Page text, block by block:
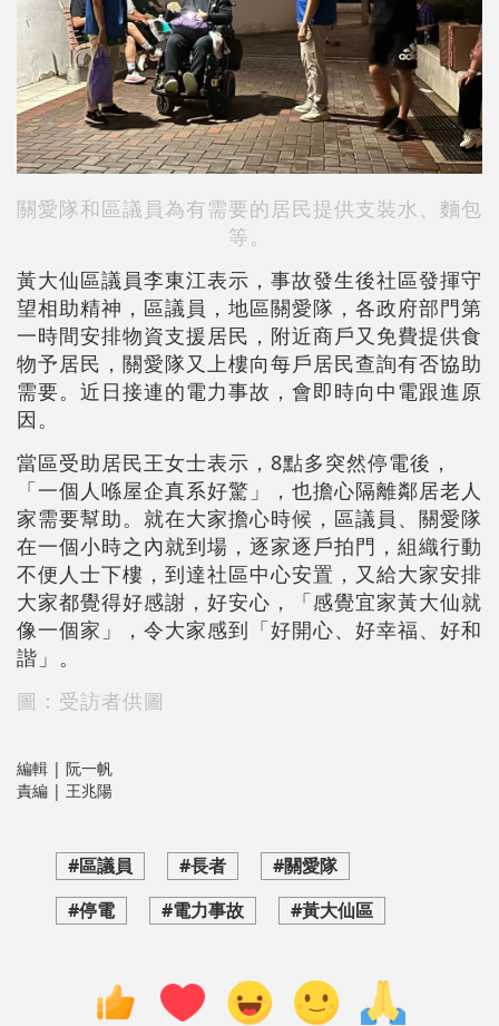
關愛隊和區議員為有需要的居民提供支裝水、麵包
等。
黃大仙區議員李東江表示，事故發生後社區發揮守
望相助精神，區議員，地區關愛隊，各政府部門第
一時間安排物資支援居民，附近商戶又免費提供食
物予居民，關愛隊又上樓向每戶居民查詢有否協助
需要。近日接連的電力事故，會即時向中電跟進原
因。
當區受助居民王女士表示，8點多突然停電後，
「一個人喺屋企真系好驚」，也擔心隔離鄰居老人
家需要幫助。就在大家擔心時候，區議員、關愛隊
在一個小時之內就到場，逐家逐戶拍門，組織行動
不便人士下樓，到達社區中心安置，又給大家安排
大家都覺得好感謝，好安心，「感覺宜家黃大仙就
像一個家」，令大家感到「好開心、好幸福、好和
諧」。
圖：受訪者供圖
編輯 | 阮一帆
責編 | 王兆陽
#區議員 #長者
#關愛隊
#停電
#電力事故 #黃大仙區